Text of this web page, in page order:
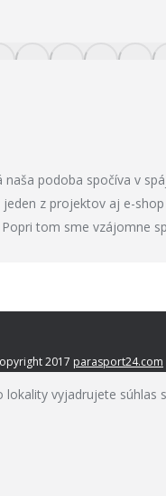
podoba spočíva v
z projektov aj e-shop
tom sme vzájomne
2017 parasport24.com
vyjadrujete